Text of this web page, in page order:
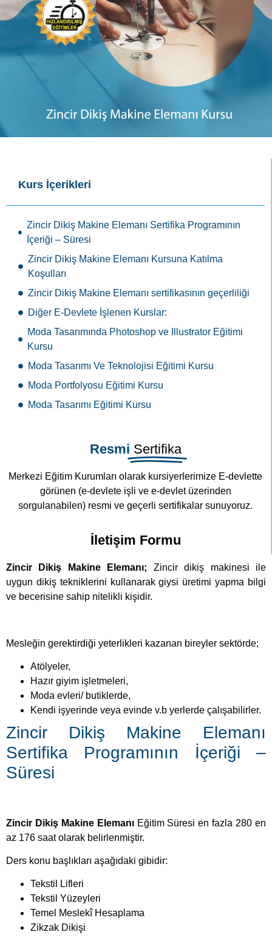
Kurs İçerikleri
Zincir Dikiş Makine Elemanı Sertifika Programının
İçeriği – Süresi
Zincir Dikiş Makine Elemanı Kursuna Katılma
Koşulları
Zincir Dikiş Makine Elemanı sertifikasının geçerliliği
Diğer E-Devlete İşlenen Kurslar:
Moda Tasarımında Photoshop ve Illustrator Eğitimi
Kursu
Moda Tasarımı Ve Teknolojisi Eğitimi Kursu
Moda Portfolyosu Eğitimi Kursu
Moda Tasarımı Eğitimi Kursu
Resmi Sertifika
Merkezi Eğitim Kurumları olarak kursiyerlerimize E-devlette
görünen (e-devlete işli ve e-devlet üzerinden
sorgulanabilen) resmi ve geçerli sertifikalar sunuyoruz.
İletişim Formu
Zincir Dikiş Makine Elemanı; Zincir dikiş makinesi ile
uygun dikiş tekniklerini kullanarak giysi üretimi yapma bilgi
ve becerisine sahip nitelikli kişidir.
Mesleğin gerektirdiği yeterlikleri kazanan bireyler sektörde;
Atölyeler,
Hazır giyim işletmeleri,
Moda evleri/ butiklerde,
Kendi işyerinde veya evinde v.b yerlerde çalışabilirler.
Zincir Dikiş Makine Elemanı
Sertifika Programının İçeriği –
Süresi
Zincir Dikiş Makine Elemanı Eğitim Süresi en fazla 280 en
az 176 saat olarak belirlenmiştir.
Ders konu başlıkları aşağıdaki gibidir:
Tekstil Lifleri
Tekstil Yüzeyleri
Temel Meslekî Hesaplama
Zikzak Dikişi